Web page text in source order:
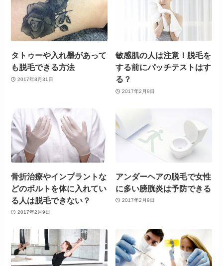
タトゥーや入れ墨があって
も脱毛できる方法
2017年8月31日
敏感肌の人は注意！脱毛を
する前にパッチテストはす
る？
2017年2月9日
骨折治療やインプラントな
どのボルトを体に入れてい
る人は脱毛できない？
2017年2月9日
アンダーヘアの脱毛で女性
に多い膀胱炎は予防できる
2017年2月9日